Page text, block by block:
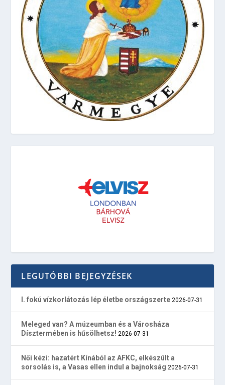
LEGUTÓBBI BEJEGYZÉSEK
I. fokú vízkorlátozás lép életbe országszerte 2026-07-31
Meleged van? A múzeumban és a Városháza
Dísztermében is hűsölhetsz! 2026-07-31
Női kézi: hazatért Kínából az AFKC, elkészült a
sorsolás is, a Vasas ellen indul a bajnokság 2026-07-31